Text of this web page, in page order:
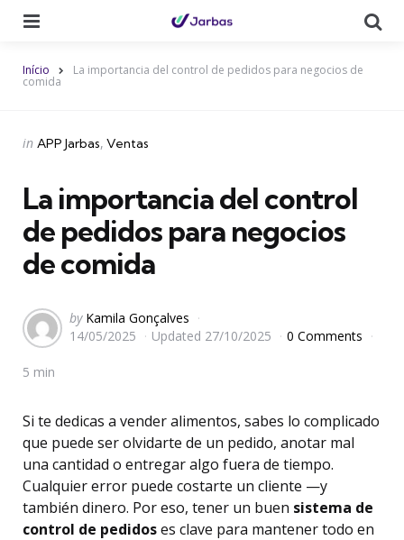
Início La importancia del control de pedidos para negocios de
comida
Categories
Posted
in APP Jarbas Ventas
La importancia del control
de pedidos para negocios
de comida
Posted
by
by Kamila Gonçalves
14/05/2025
Updated 27/10/2025 0 Comments
5 min
Si te dedicas a vender alimentos, sabes lo complicado
que puede ser olvidarte de un pedido, anotar mal
una cantidad o entregar algo fuera de tiempo.
Cualquier error puede costarte un cliente —y
también dinero. Por eso, tener un buen sistema de
control de pedidoses clave para mantener todo en